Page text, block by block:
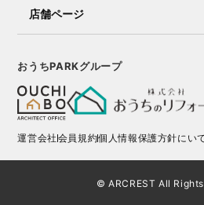
店舗ページ
おうちPARKグループ
運営会社会員規約個人情報保護方針にい
© ARCREST All